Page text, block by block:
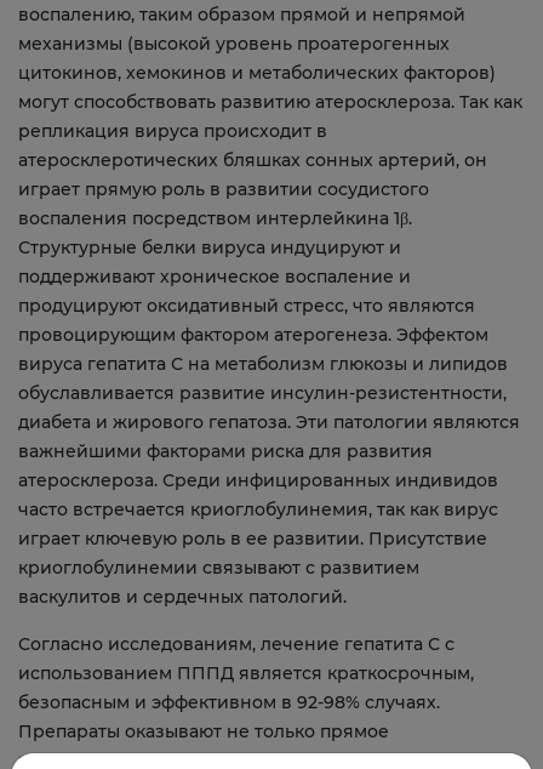
воспалению, таким образом прямой и непрямой
механизмы (высокой уровень проатерогенных
цитокинов, хемокинов и метаболических факторов)
могут способствовать развитию атеросклероза. Так как
репликация вируса происходит в
атеросклеротических бляшках сонных артерий, он
играет прямую роль в развитии сосудистого
воспаления посредством интерлейкина 1β.
Структурные белки вируса индуцируют и
поддерживают хроническое воспаление и
продуцируют оксидативный стресс, что являются
провоцирующим фактором атерогенеза. Эффектом
вируса гепатита С на метаболизм глюкозы и липидов
обуславливается развитие инсулин-резистентности,
диабета и жирового гепатоза. Эти патологии являются
важнейшими факторами риска для развития
атеросклероза. Среди инфицированных индивидов
часто встречается криоглобулинемия, так как вирус
играет ключевую роль в ее развитии. Присутствие
криоглобулинемии связывают с развитием
васкулитов и сердечных патологий.
Согласно исследованиям, лечение гепатита С с
использованием ПППД является краткосрочным,
безопасным и эффективном в 92-98% случаях.
Препараты оказывают не только прямое
противовирусное действие, но и косвенно влияют на